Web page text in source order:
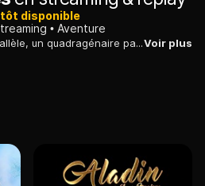
disponible
Aventure
Projeté dans un univers parallèle, un quadragénaire parisien est malencontreusement intronisé sauveur d'une tribu oppressée. Comment va-t-il rentrer chez lui ?Voir plus